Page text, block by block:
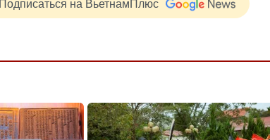
Подписаться на ВьетнамПлюс